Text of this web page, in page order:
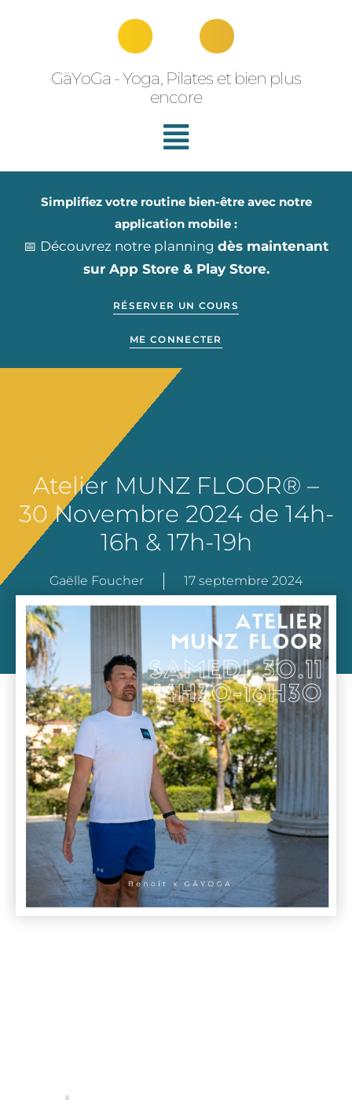
GäYoGa - Yoga, Pilates et bien plus
encore
Simplifiez votre routine bien-être avec notre
application mobile :
📅 Découvrez notre planning dès maintenant
sur App Store & Play Store.
RÉSERVER UN COURS
ME CONNECTER
Atelier MUNZ FLOOR® –
30 Novembre 2024 de 14h-
16h & 17h-19h
Gaëlle Foucher 17 septembre 2024